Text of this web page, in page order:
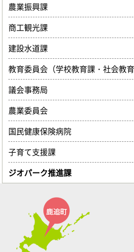
農業振興課
商工観光課
建設水道課
教育委員会（学校教育課・社会教育
議会事務局
農業委員会
国民健康保険病院
子育て支援課
ジオパーク推進課